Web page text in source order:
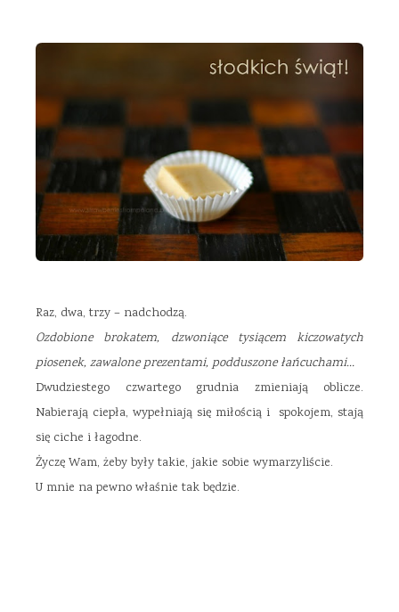
Raz, dwa, trzy – nadchodzą.
Ozdobione brokatem, dzwoniące tysiącem kiczowatych
piosenek, zawalone prezentami, podduszone łańcuchami…
Dwudziestego czwartego grudnia zmieniają oblicze.
Nabierają ciepła, wypełniają się miłością i spokojem, stają
się ciche i łagodne.
Życzę Wam, żeby były takie, jakie sobie wymarzyliście.
U mnie na pewno właśnie tak będzie.